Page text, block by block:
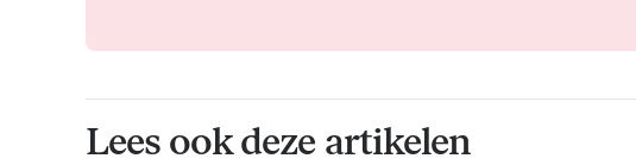
Lees ook deze artikelen